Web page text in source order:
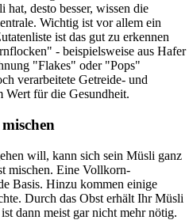
desto besser, wissen die
Wichtig ist vor allem ein
ist das gut zu erkennen
- beispielsweise aus Hafer
"Flakes" oder "Pops"
verarbeitete Getreide- und
Wert für die Gesundheit.
will, kann sich sein Müsli ganz
mischen. Eine Vollkorn-
Basis. Hinzu kommen einige
Durch das Obst erhält Ihr Müsli
dann meist gar nicht mehr nötig.